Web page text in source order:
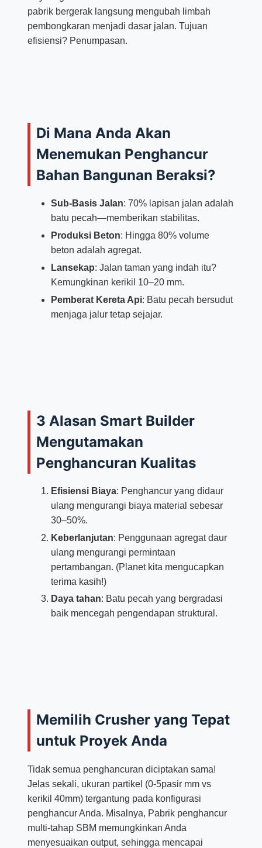
pabrik bergerak langsung mengubah limbah
pembongkaran menjadi dasar jalan. Tujuan
efisiensi? Penumpasan.
Di Mana Anda Akan
Menemukan Penghancur
Bahan Bangunan Beraksi?
Sub-Basis Jalan: 70% lapisan jalan adalah
batu pecah—memberikan stabilitas.
Produksi Beton: Hingga 80% volume
beton adalah agregat.
Lansekap: Jalan taman yang indah itu?
Kemungkinan kerikil 10–20 mm.
Pemberat Kereta Api: Batu pecah bersudut
menjaga jalur tetap sejajar.
3 Alasan Smart Builder
Mengutamakan
Penghancuran Kualitas
Efisiensi Biaya: Penghancur yang didaur
ulang mengurangi biaya material sebesar
30–50%.
Keberlanjutan: Penggunaan agregat daur
ulang mengurangi permintaan
pertambangan. (Planet kita mengucapkan
terima kasih!)
Daya tahan: Batu pecah yang bergradasi
baik mencegah pengendapan struktural.
Memilih Crusher yang Tepat
untuk Proyek Anda
Tidak semua penghancuran diciptakan sama!
Jelas sekali, ukuran partikel (0-5pasir mm vs
kerikil 40mm) tergantung pada konfigurasi
penghancur Anda. Misalnya, Pabrik penghancur
multi-tahap SBM memungkinkan Anda
menyesuaikan output, sehingga mencapai